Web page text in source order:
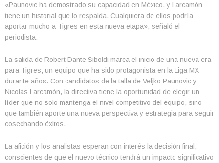
«Paunovic ha demostrado su capacidad en México, y Larcamón
tiene un historial que lo respalda. Cualquiera de ellos podría
aportar mucho a Tigres en esta nueva etapa», señaló el
periodista.
La salida de Robert Dante Siboldi marca el inicio de una nueva era
para Tigres, un equipo que ha sido protagonista en la Liga MX
durante años. Con candidatos de la talla de Veljko Paunovic y
Nicolás Larcamón, la directiva tiene la oportunidad de elegir un
líder que no solo mantenga el nivel competitivo del equipo, sino
que también aporte una nueva perspectiva y estrategia para seguir
cosechando éxitos.
La afición y los analistas esperan con interés la decisión final,
conscientes de que el nuevo técnico tendrá un impacto significativo